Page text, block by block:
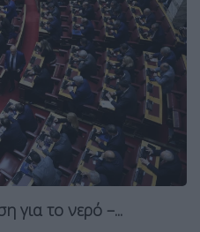
για το νερό –...